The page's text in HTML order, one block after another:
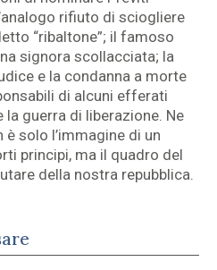
rifiuto di sciogliere
“ribaltone”; il famoso
signora scollacciata; la
e la condanna a morte
di alcuni efferati
guerra di liberazione. Ne
solo l’immagine di un
principi, ma il quadro del
della nostra repubblica.